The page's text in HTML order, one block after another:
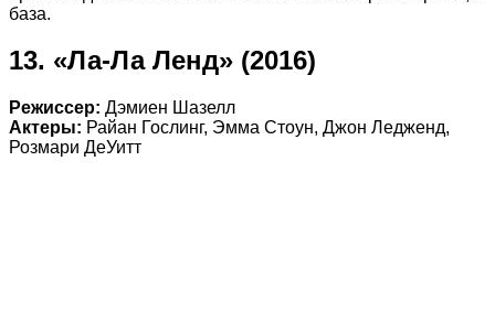
база.
13. «Ла-Ла Ленд» (2016)
Режиссер: Дэмиен Шазелл
Актеры: Райан Гослинг, Эмма Стоун, Джон Ледженд,
Розмари ДеУитт